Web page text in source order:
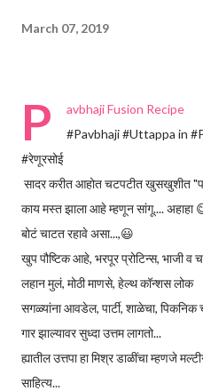
the chopped colocasia leaves,
March 07, 2019
P
avbhaji Fusion Recipe
#Pavbhaji #Uttappa in
#रेणूरसोई
सादर करीत आहोत चटपटीत खुसखुशीत
काय मस्त झाला आहे म्हणून सांगू.... अहाहा
बोटं चाटत रहावे असा...,😃
खुप पौष्टिक आहे, भरपूर प्रोटिन्स, भाजी व
लहान मुलं, मोठी माणसे, हेल्थ कॉन्शस लोक
सगळ्यांना आवडेल, पार्टी, शाळेचा,
गार झाल्यावर सुध्दा उत्तम लागतो...
ह्यातील उत्तपा हा मिश्र डाळींचा म्हणजे
साहित्य...